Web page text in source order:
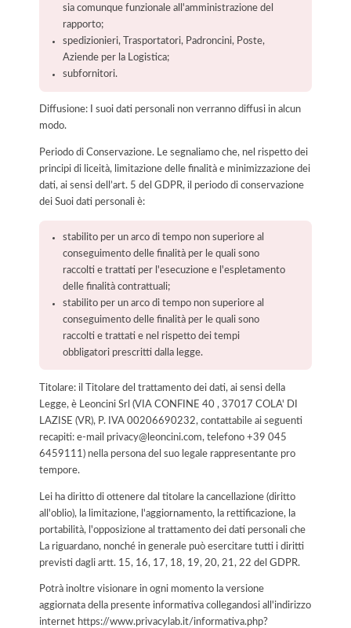
sia comunque funzionale all'amministrazione del
rapporto;
spedizionieri, Trasportatori, Padroncini, Poste,
Aziende per la Logistica;
subfornitori.
Diffusione: I suoi dati personali non verranno diffusi in alcun
modo.
Periodo di Conservazione. Le segnaliamo che, nel rispetto dei
principi di liceità, limitazione delle finalità e minimizzazione dei
dati, ai sensi dell’art. 5 del GDPR, il periodo di conservazione
dei Suoi dati personali è:
stabilito per un arco di tempo non superiore al
conseguimento delle finalità per le quali sono
raccolti e trattati per l'esecuzione e l'espletamento
delle finalità contrattuali;
stabilito per un arco di tempo non superiore al
conseguimento delle finalità per le quali sono
raccolti e trattati e nel rispetto dei tempi
obbligatori prescritti dalla legge.
Titolare: il Titolare del trattamento dei dati, ai sensi della
Legge, è Leoncini Srl (VIA CONFINE 40 , 37017 COLA' DI
LAZISE (VR), P. IVA 00206690232, contattabile ai seguenti
recapiti: e-mail privacy@leoncini.com, telefono +39 045
6459111) nella persona del suo legale rappresentante pro
tempore.
Lei ha diritto di ottenere dal titolare la cancellazione (diritto
all'oblio), la limitazione, l'aggiornamento, la rettificazione, la
portabilità, l'opposizione al trattamento dei dati personali che
La riguardano, nonché in generale può esercitare tutti i diritti
previsti dagli artt. 15, 16, 17, 18, 19, 20, 21, 22 del GDPR.
Potrà inoltre visionare in ogni momento la versione
aggiornata della presente informativa collegandosi all'indirizzo
internet https://www.privacylab.it/informativa.php?